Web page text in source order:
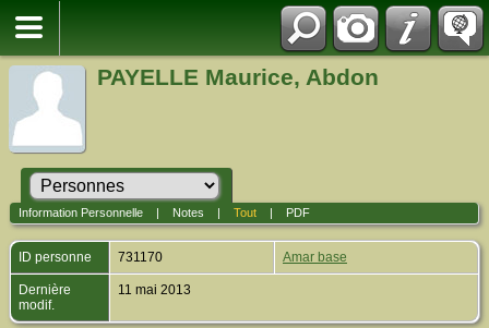
PAYELLE Maurice, Abdon
Information Personnelle| Notes Tout| PDF
ID personne 731170 Amar base
Dernière
modif.
11 mai 2013